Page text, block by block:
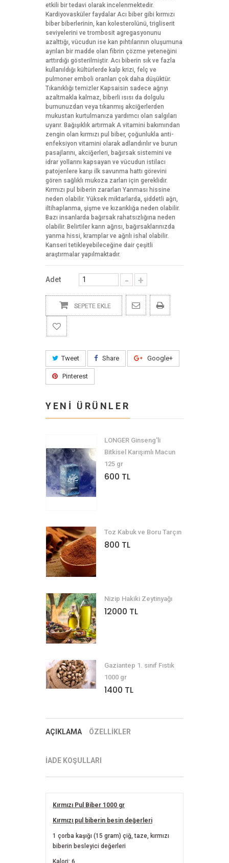
etkili bir tedavi olarak incelenmektedir.
Kardiyovasküler faydalar Acı biber gibi kırmızı
biber biberlerinin, kan kolesterolünü, trigliserit
seviyelerini ve trombosit agregasyonunu
azalttığı, vücudun ise kan pıhtılarının oluşumuna
ayrılan bir madde olan fibrin çözme yeteneğini
arttırdığı gösterilmiştir. Acı biberin sık ve fazla
kullanıldığı kültürlerde kalp krizi, felç ve
pulmoner emboli oranları çok daha düşüktür.
Tıkanıklığı temizler Kapsaisin sadece ağrıyı
azaltmakla kalmaz, biberli ısısı da dolgulu
burnunuzdan veya tıkanmış akciğerlerden
mukustan kurtulmanıza yardımcı olan salgıları
uyarır. Bağışıklık artırmak A vitamini bakımından
zengin olan kırmızı pul biber, çoğunlukla anti-
enfeksiyon vitamini olarak adlandırılır ve burun
pasajlarını, akciğerleri, bağırsak sistemini ve
idrar yollarını kapsayan ve vücudun istilacı
patojenlere karşı ilk savunma hattı görevini
gören sağlıklı mukoza zarları için gereklidir.
Kırmızı pul biberin zararları Yanması hissine
neden olabilir. Yüksek miktarlarda, şiddetli ağrı,
iltihaplanma, şişme ve kızarıklığa neden olabilir.
Bazı insanlarda bağırsak rahatsızlığına neden
olabilir. Belirtiler karın ağrısı, bağırsaklarınızda
yanma hissi, kramplar ve ağrılı ishal olabilir.
Kanseri tetikleyebileceğine dair çeşitli
araştırmalar yapılmaktadır.
Adet - +
SEPETE EKLE
Tweet Share Google+
Pinterest
YENİ ÜRÜNLER
LONGER Ginseng'li
Bitkisel Karışımlı Macun
125 gr
600 TL
Toz Kabuk ve Boru Tarçın
800 TL
Nizip Hakiki Zeytinyağı
12000 TL
Gaziantep 1. sınıf Fıstık
1000 gr
1400 TL
AÇIKLAMA ÖZELLİKLER
İADE KOŞULLARI
Kırmızı Pul Biber 1000 gr
Kırmızı pul biberin besin değerleri
1 çorba kaşığı (15 gram) çiğ, taze, kırmızı
biberin besleyici değerleri
Kalori: 6